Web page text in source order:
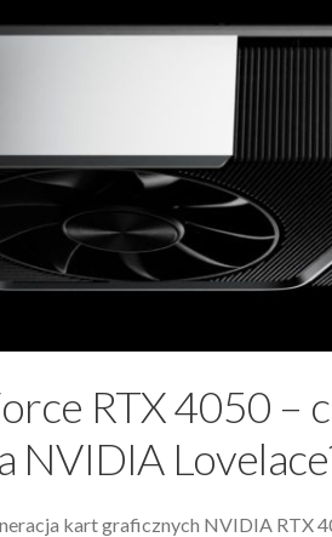
RTX 4050 –
NVIDIA
kart graficznych NVIDIA RTX